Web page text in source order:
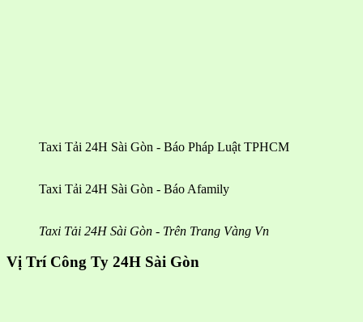
Taxi Tải 24H Sài Gòn - Báo Pháp Luật TPHCM
Taxi Tải 24H Sài Gòn - Báo Afamily
Taxi Tải 24H Sài Gòn - Trên Trang Vàng Vn
Vị Trí Công Ty 24H Sài Gòn